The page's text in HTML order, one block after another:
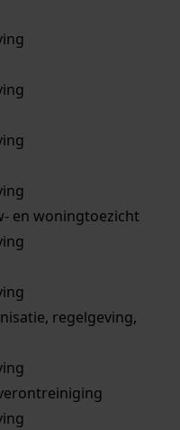
en woningtoezicht
regelgeving,